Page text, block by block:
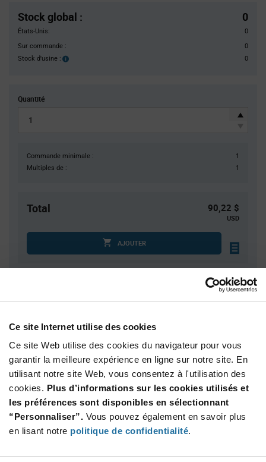
Ce site Internet utilise des cookies
Ce site Web utilise des cookies du navigateur pour vous
garantir la meilleure expérience en ligne sur notre site. En
utilisant notre site Web, vous consentez à l'utilisation des
cookies. Plus d’informations sur les cookies utilisés et
les préférences sont disponibles en sélectionnant
“Personnaliser”. Vous pouvez également en savoir plus
en lisant notre politique de confidentialité.
Stock global : 0
États-Unis:
0
Sur commande :
0
Stock d'usine :
Stock
0
Quantité
Commande minimale :
1
Multiples de :
1
Total 90,22 $
USD
AJOUTER
2
$88.91
3
$88.15
4
$87.61
Product
Variant
Information
Emballages disponibles